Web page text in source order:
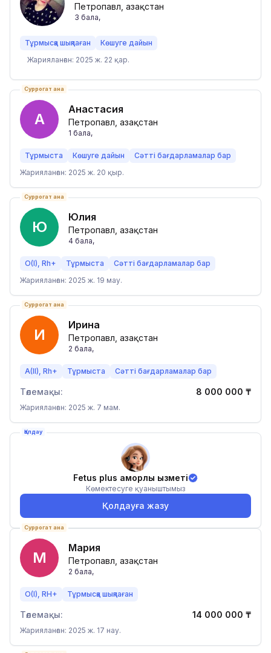
Петропавл, Қазақстан
3 бала,
Тұрмысқа шықпаған
Көшуге дайын
Жарияланған: 2025 ж. 22 қар.
Суррогат ана
А
Анастасия
Петропавл, Қазақстан
1 бала,
Тұрмыста Көшуге дайын
Сәтті бағдарламалар бар
Жарияланған: 2025 ж. 20 қыр.
Суррогат ана
Ю
Юлия
Петропавл, Қазақстан
4 бала,
O(I), Rh+ Тұрмыста
Сәтті бағдарламалар бар
Жарияланған: 2025 ж. 19 мау.
Суррогат ана
И
Ирина
Петропавл, Қазақстан
2 бала,
A(II), Rh+ Тұрмыста Сәтті бағдарламалар бар
Төлемақы: 8 000 000 ₸
Жарияланған: 2025 ж. 7 мам.
Қолдау
Fetus plus қамқорлық қызметі
Көмектесуге қуаныштымыз
Қолдауға жазу
Суррогат ана
М
Мария
Петропавл, Қазақстан
2 бала,
O(I), RH+ Тұрмысқа шықпаған
Төлемақы: 14 000 000 ₸
Жарияланған: 2025 ж. 17 нау.